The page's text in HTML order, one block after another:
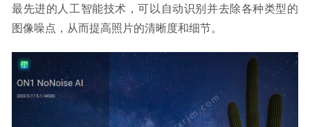
最先进的人工智能技术，可以自动识别并去除各种类型的
图像噪点，从而提高照片的清晰度和细节。
01-16
Adobe Photoshop 2022 (v23.5.2)中文破解版_Repack
Adobe Premiere Pro 2022 v22.6.0 Repack-Pr2022中文破解版
2022-08-26